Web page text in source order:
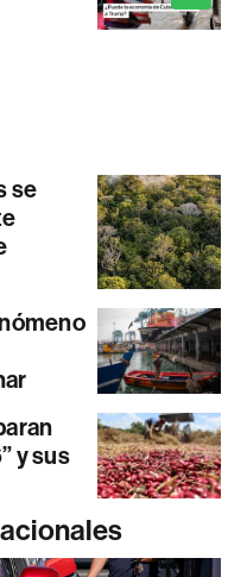
se
y sus